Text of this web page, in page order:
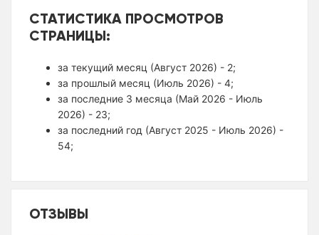
СТАТИСТИКА ПРОСМОТРОВ
СТРАНИЦЫ:
за текущий месяц (Август 2026) - 2;
за прошлый месяц (Июль 2026) - 4;
за последние 3 месяца (Май 2026 - Июль
2026) - 23;
за последний год (Август 2025 - Июль 2026) -
54;
ОТЗЫВЫ